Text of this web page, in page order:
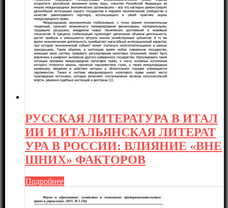
РУССКАЯ ЛИТЕРАТУРА В ИТАЛ
ИИ И ИТАЛЬЯНСКАЯ ЛИТЕРАТ
УРА В РОССИИ: ВЛИЯНИЕ «ВНЕ
ШНИХ» ФАКТОРОВ
Подробнее